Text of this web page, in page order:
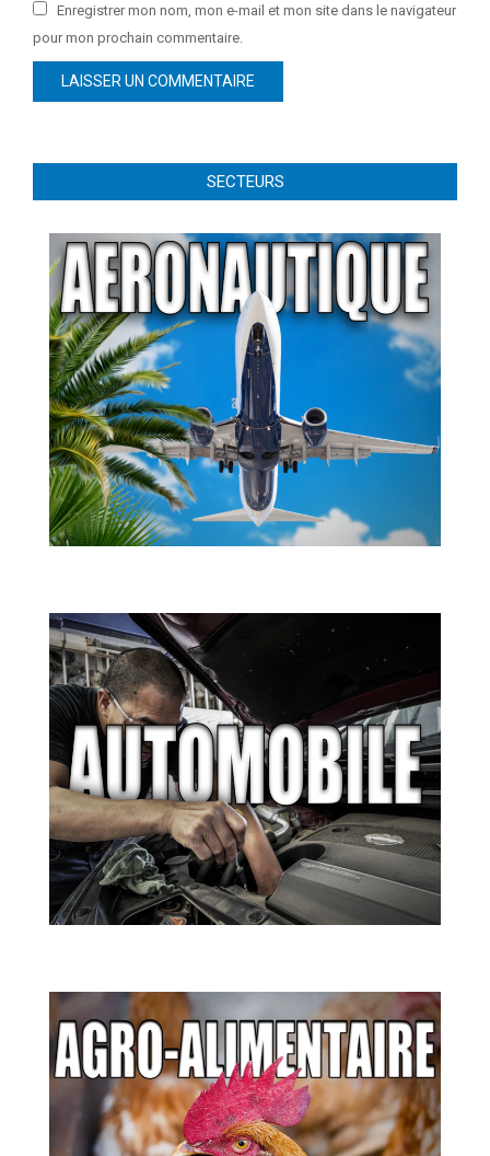
Enregistrer mon nom, mon e-mail et mon site dans le navigateur
pour mon prochain commentaire.
SECTEURS